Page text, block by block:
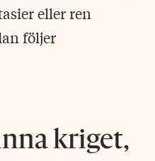
eller ren
följer
kriget,